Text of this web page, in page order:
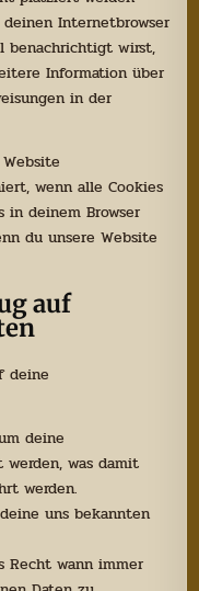
Internetbrowser
benachrichtigt wirst,
Information über
in der
wenn alle Cookies
in deinem Browser
du unsere Website
auf
deine
deine
was damit
werden.
uns bekannten
Recht wann immer